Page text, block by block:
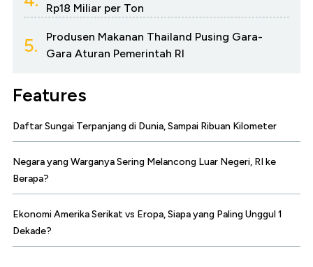
Rp18 Miliar per Ton
5.
Produsen Makanan Thailand Pusing Gara-
Gara Aturan Pemerintah RI
Features
Daftar Sungai Terpanjang di Dunia, Sampai Ribuan Kilometer
Negara yang Warganya Sering Melancong Luar Negeri, RI ke
Berapa?
Ekonomi Amerika Serikat vs Eropa, Siapa yang Paling Unggul 1
Dekade?